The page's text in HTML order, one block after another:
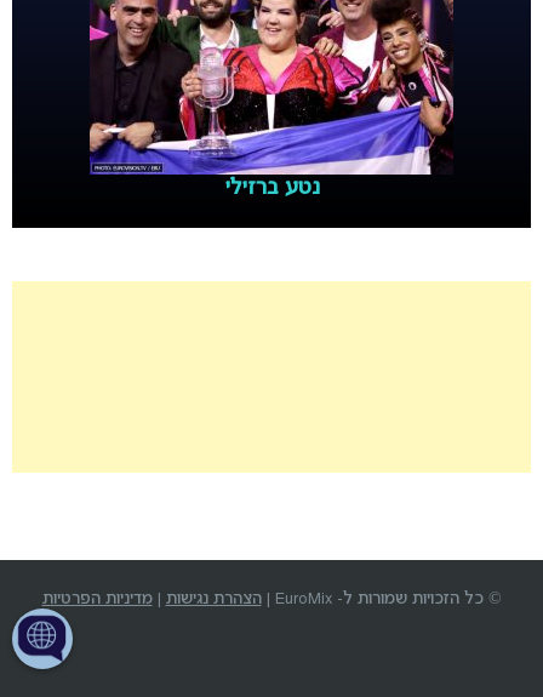
נטע ברזילי
© כל הזכויות שמורות ל- EuroMix | הצהרת נגישות |מדיניות הפרטיות